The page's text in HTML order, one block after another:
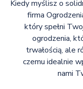
Kiedy myślisz o
firma
który spełni
ogrodzenia,
trwałością, ale
czemu idealnie
nami